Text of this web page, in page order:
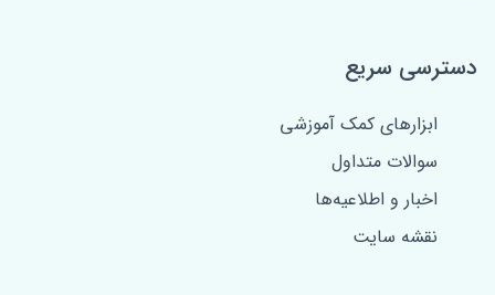
دسترسی سریع
ابزارهای کمک آموزشی
سوالات متداول
اخبار و اطلاعیه‌ها
نقشه سایت